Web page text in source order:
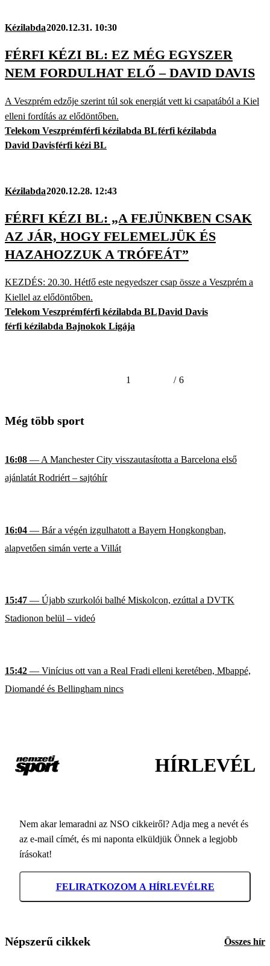
Kézilabda2020.12.31. 10:30
FÉRFI KÉZI BL: EZ MÉG EGYSZER
NEM FORDULHAT ELŐ – DAVID DAVIS
A Veszprém edzője szerint túl sok energiát vett ki csapatából a Kiel
elleni fordítás az elődöntőben.
Telekom Veszprémférfi kézilabda BLférfi kézilabda
David Davisférfi kézi BL
Kézilabda2020.12.28. 12:43
FÉRFI KÉZI BL: „A FEJÜNKBEN CSAK
AZ JÁR, HOGY FELEMELJÜK ÉS
HAZAHOZZUK A TRÓFEÁT”
KEZDÉS: 20.30. Hétfő este negyedszer csap össze a Veszprém a
Kiellel az elődöntőben.
Telekom Veszprémférfi kézilabda BLDavid Davis
férfi kézilabda Bajnokok Ligája
1 / 6
Még több sport
16:08 — A Manchester City visszautasította a Barcelona első
ajánlatát Rodriért – sajtóhír
16:04 — Bár a végén izgulhatott a Bayern Hongkongban,
alapvetően simán verte a Villát
15:47 — Újabb szurkolói balhé Miskolcon, ezúttal a DVTK
Stadionon belül – videó
15:42 — Vinícius ott van a Real Fradi elleni keretében, Mbappé,
Diomandé és Bellingham nincs
HÍRLEVÉL
Nem akar lemaradni az NSO cikkeiről? Adja meg a nevét és
az e-mail címét, és mi naponta elküldjük Önnek a legjobb
írásokat!
FELIRATKOZOM A HÍRLEVÉLRE
Népszerű cikkek Összes hír